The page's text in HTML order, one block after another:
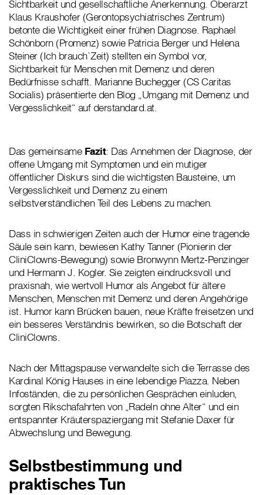
Sichtbarkeit und gesellschaftliche Anerkennung. Oberarzt
Klaus Kraushofer (Gerontopsychiatrisches Zentrum)
betonte die Wichtigkeit einer frühen Diagnose. Raphael
Schönborn (Promenz) sowie Patricia Berger und Helena
Steiner (Ich brauch`Zeit) stellten ein Symbol vor,
Sichtbarkeit für Menschen mit Demenz und deren
Bedürfnisse schafft. Marianne Buchegger (CS Caritas
Socialis) präsentierte den Blog „Umgang mit Demenz und
Vergesslichkeit“ auf derstandard.at.
Das gemeinsame Fazit: Das Annehmen der Diagnose, der
offene Umgang mit Symptomen und ein mutiger
öffentlicher Diskurs sind die wichtigsten Bausteine, um
Vergesslichkeit und Demenz zu einem
selbstverständlichen Teil des Lebens zu machen.
Dass in schwierigen Zeiten auch der Humor eine tragende
Säule sein kann, bewiesen Kathy Tanner (Pionierin der
CliniClowns-Bewegung) sowie Bronwynn Mertz-Penzinger
und Hermann J. Kogler. Sie zeigten eindrucksvoll und
praxisnah, wie wertvoll Humor als Angebot für ältere
Menschen, Menschen mit Demenz und deren Angehörige
ist. Humor kann Brücken bauen, neue Kräfte freisetzen und
ein besseres Verständnis bewirken, so die Botschaft der
CliniClowns.
Nach der Mittagspause verwandelte sich die Terrasse des
Kardinal König Hauses in eine lebendige Piazza. Neben
Infoständen, die zu persönlichen Gesprächen einluden,
sorgten Rikschafahrten von „Radeln ohne Alter“ und ein
entspannter Kräuterspaziergang mit Stefanie Daxer für
Abwechslung und Bewegung.
Selbstbestimmung und
praktisches Tun